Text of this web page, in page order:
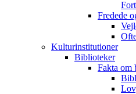
Fredede
Kulturinstitutioner
Biblioteker
Fakta om